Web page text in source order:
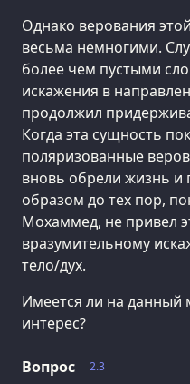
Однако верования
весьма немногими.
более чем пустыми
искажения в
продолжил
Когда эта сущность
поляризованные
вновь обрели жизнь и
образом до тех пор,
Мохаммед, не привел
вразумительному
тело/дух.
Имеется ли на
интерес?
2.3
Вопрос